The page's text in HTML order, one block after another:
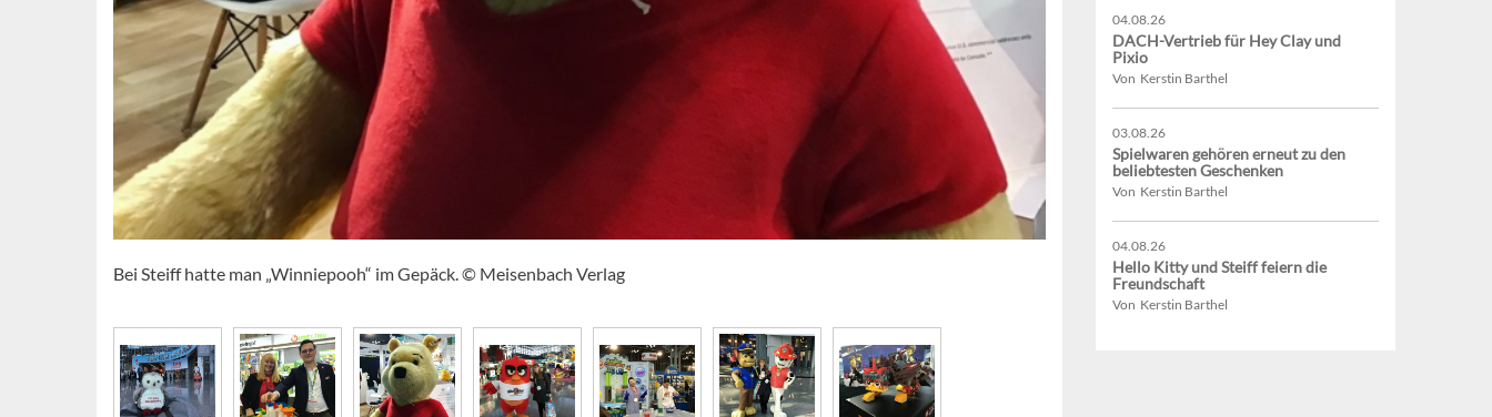
Bei Steiff hatte man „Winniepooh“ im Gepäck. © Meisenbach Verlag
04.08.26
DACH-Vertrieb für Hey Clay und
Pixio
Von Kerstin Barthel
03.08.26
Spielwaren gehören erneut zu den
beliebtesten Geschenken
Von Kerstin Barthel
04.08.26
Hello Kitty und Steiff feiern die
Freundschaft
Von Kerstin Barthel